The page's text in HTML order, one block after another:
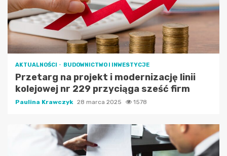
AKTUALNOŚCI BUDOWNICTWO I INWESTYCJE
Przetarg na projekt i modernizację linii
kolejowej nr 229 przyciąga sześć firm
Paulina Krawczyk 28 marca 2025 1578